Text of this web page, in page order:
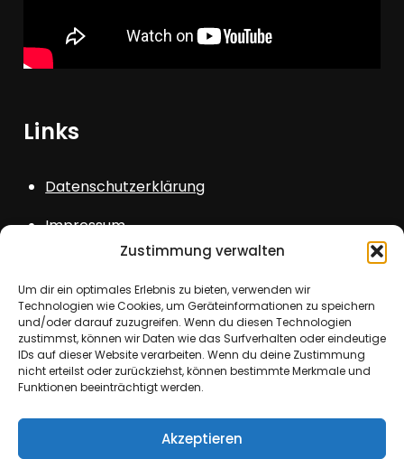
Zustimmung verwalten
Um dir ein optimales Erlebnis zu bieten, verwenden wir
Technologien wie Cookies, um Geräteinformationen zu speichern
und/oder darauf zuzugreifen. Wenn du diesen Technologien
zustimmst, können wir Daten wie das Surfverhalten oder eindeutige
IDs auf dieser Website verarbeiten. Wenn du deine Zustimmung
nicht erteilst oder zurückziehst, können bestimmte Merkmale und
Funktionen beeinträchtigt werden.
Akzeptieren
Links
Datenschutzerklärung
Impressum
Login
Copyright © All rights reserved. Theme Kids
Creativ Themes